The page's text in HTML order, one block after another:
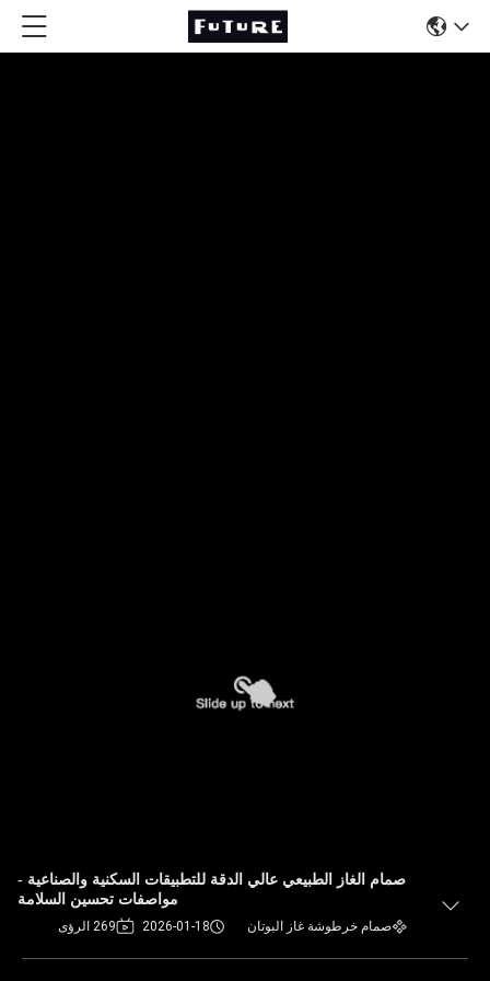
صمام الغاز الطبيعي عالي الدقة للتطبيقات السكنية والصناعية -
مواصفات تحسين السلامة
صمام خرطوشة غاز البوتان 2026-01-18 269 الرؤى